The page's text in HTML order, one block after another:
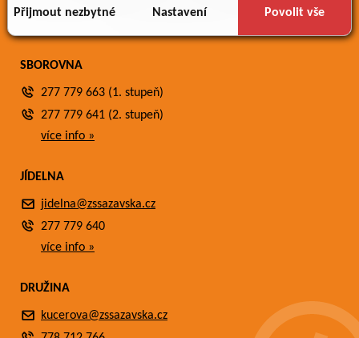
důsledku toho, že používáte jejich služby.
Přijmout nezbytné Nastavení Povolit vše
SBOROVNA
277 779 663 (1. stupeň)
277 779 641 (2. stupeň)
více info »
JÍDELNA
jidelna@zssazavska.cz
277 779 640
více info »
DRUŽINA
kucerova@zssazavska.cz